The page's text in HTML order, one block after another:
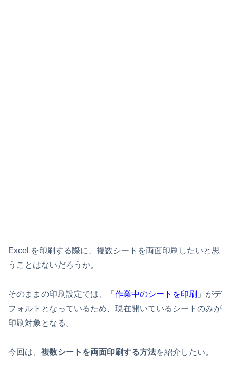
Excel を印刷する際に、複数シートを両面印刷したいと思
うことはないだろうか。
そのままの印刷設定では、「 作業中のシートを印刷 」がデ
フォルトとなっているため、現在開いているシートのみが
印刷対象となる。
今回は、 複数シートを両面印刷する方法を紹介したい。